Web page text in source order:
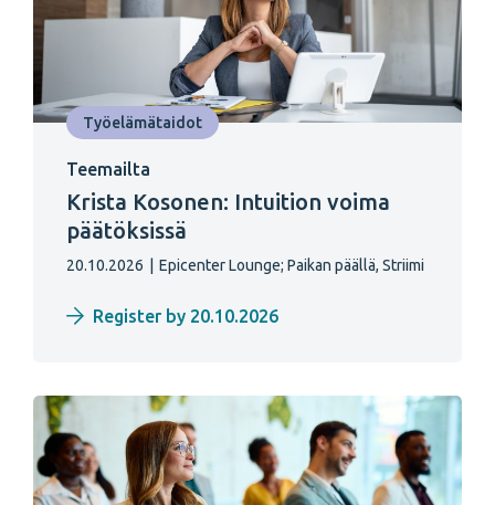
Työelämätaidot
Teemailta
Krista Kosonen: Intuition voima
päätöksissä
20.10.2026 Epicenter Lounge; Paikan päällä, Striimi
Register by 20.10.2026